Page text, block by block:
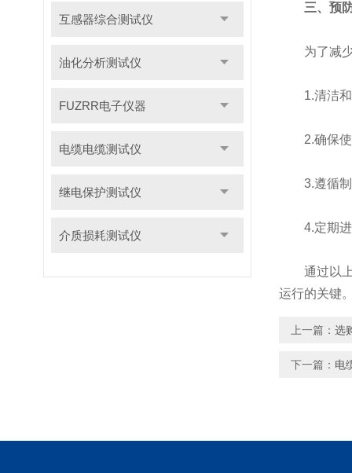
互感器综合测试仪
油化分析测试仪
FUZRR电子仪器
电缆电缆测试仪
继电保护测试仪
介质损耗测试仪
三、预
为了减少
1.清洁和
2.确保使
3.遵循制
4.定期进
通过以上
运行的关键
上一篇： 选
下一篇： 电